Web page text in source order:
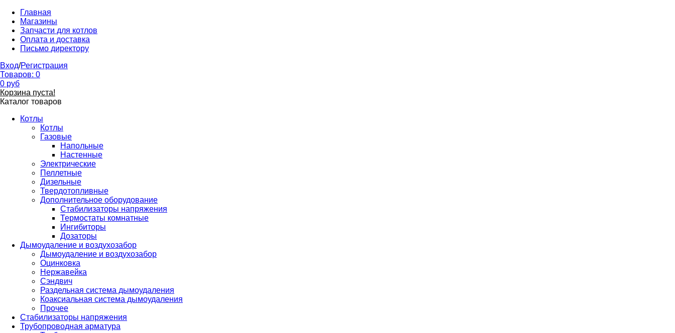
Главная
Магазины
Запчасти для котлов
Оплата и доставка
Письмо директору
Вход/Регистрация
Товаров: 0
0 руб
Корзина пуста!
Каталог товаров
Котлы
Котлы
Газовые
Напольные
Настенные
Электрические
Пеллетные
Дизельные
Твердотопливные
Дополнительное оборудование
Стабилизаторы напряжения
Термостаты комнатные
Ингибиторы
Дозаторы
Дымоудаление и воздухозабор
Дымоудаление и воздухозабор
Оцинковка
Нержавейка
Сэндвич
Раздельная система дымоудаления
Коаксиальная система дымоудаления
Прочее
Стабилизаторы напряжения
Трубопроводная арматура